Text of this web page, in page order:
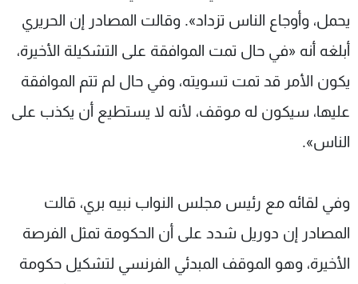
يحمل، وأوجاع الناس تزداد». وقالت المصادر إن الحريري
أبلغه أنه «في حال تمت الموافقة على التشكيلة الأخيرة،
يكون الأمر قد تمت تسويته، وفي حال لم تتم الموافقة
عليها، سيكون له موقف، لأنه لا يستطيع أن يكذب على
الناس».
وفي لقائه مع رئيس مجلس النواب نبيه بري، قالت
المصادر إن دوريل شدد على أن الحكومة تمثل الفرصة
الأخيرة، وهو الموقف المبدئي الفرنسي لتشكيل حكومة